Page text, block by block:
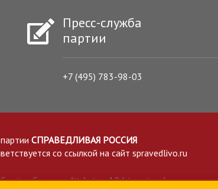
Пресс-служба
партии
+7 (495) 783-98-03
СПРАВЕДЛИВАЯ РОССИЯ
со ссылкой на сайт spravedlivo.ru
Commons Attribution 4.0 International